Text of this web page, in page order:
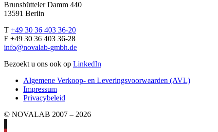
Brunsbütteler Damm 440
13591 Berlin
T +49 30 36 403 36-20
F +49 30 36 403 36-28
info@novalab-gmbh.de
Bezoekt u ons ook op LinkedIn
Algemene Verkoop- en Leveringsvoorwaarden (AVL)
Impressum
Privacybeleid
© NOVALAB 2007 – 2026